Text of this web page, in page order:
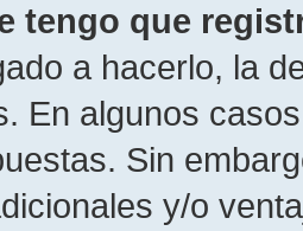
tengo que
a hacerlo, la
En algunos
Sin
y/o